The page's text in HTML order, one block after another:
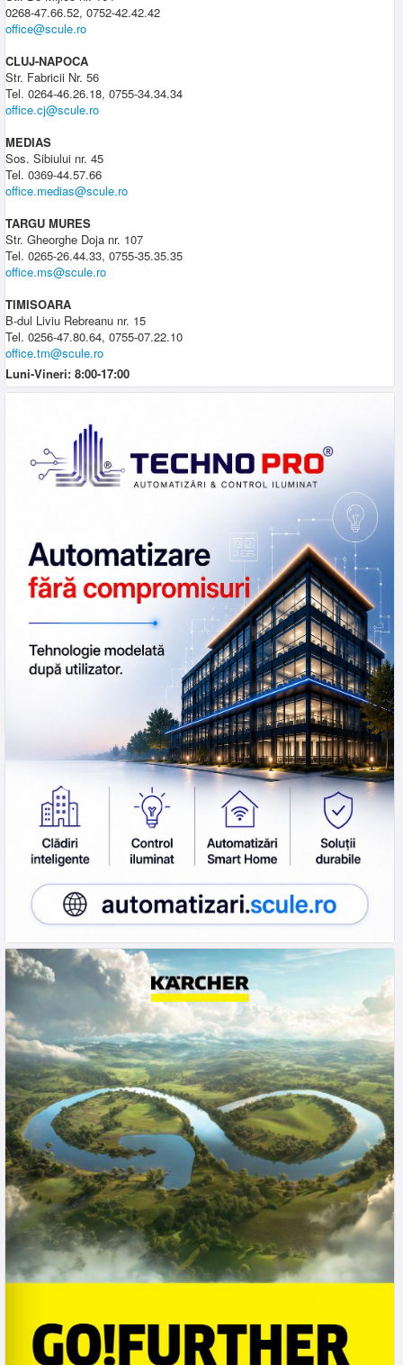
0268-47.66.52, 0752-42.42.42
office@scule.ro
CLUJ-NAPOCA
Str. Fabricii Nr. 56
Tel. 0264-46.26.18, 0755-34.34.34
office.cj@scule.ro
MEDIAS
Sos. Sibiului nr. 45
Tel. 0369-44.57.66
office.medias@scule.ro
TARGU MURES
Str. Gheorghe Doja nr. 107
Tel. 0265-26.44.33, 0755-35.35.35
office.ms@scule.ro
TIMISOARA
B-dul Liviu Rebreanu nr. 15
Tel. 0256-47.80.64, 0755-07.22.10
office.tm@scule.ro
Luni-Vineri: 8:00-17:00